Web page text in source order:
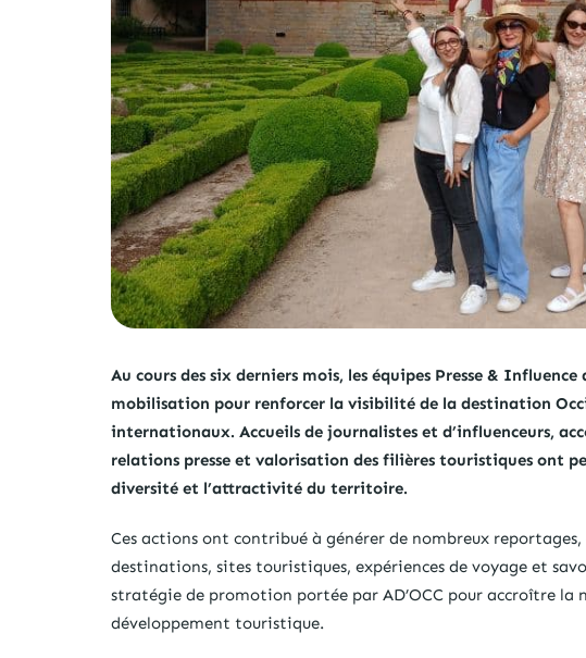
Au cours des six derniers mois, les équipes Presse & Influence
mobilisation pour renforcer la visibilité de la destination
internationaux. Accueils de journalistes et d’influenceurs,
relations presse et valorisation des filières touristiques ont
diversité et l’attractivité du territoire.
Ces actions ont contribué à générer de nombreux
destinations, sites touristiques, expériences de voyage et
stratégie de promotion portée par AD’OCC pour accroître la
développement touristique.